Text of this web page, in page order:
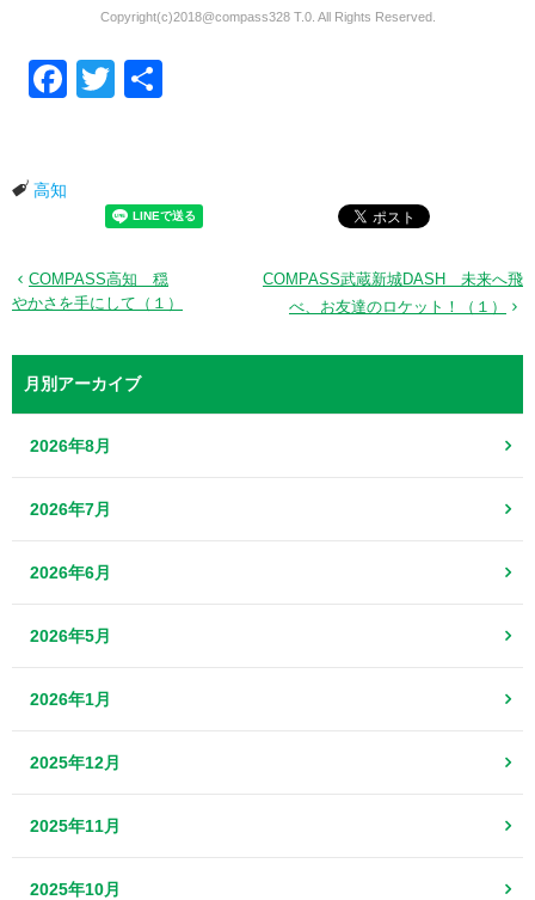
Copyright(c)2018@compass328 T.0. All Rights Reserved.
FacebookTwitter
高知
COMPASS高知 穏
やかさを手にして（１）
COMPASS武蔵新城DASH 未来へ飛
べ、お友達のロケット！（１）
月別アーカイブ
2026年8月
2026年7月
2026年6月
2026年5月
2026年1月
2025年12月
2025年11月
2025年10月